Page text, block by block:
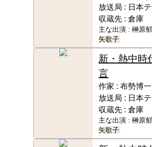
放送局 : 日本
収蔵先 : 倉庫
主な出演 : 榊原
矢歌子
新・熱中時
言
作家 : 布勢博一
放送局 : 日本
収蔵先 : 倉庫
主な出演 : 榊原
矢歌子